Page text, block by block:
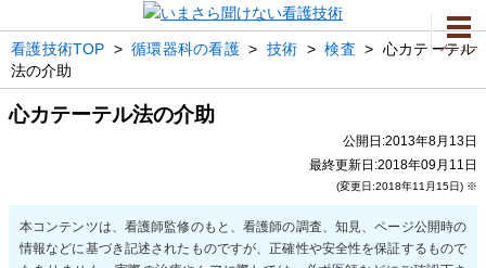
メニュー
看護技術TOP > 循環器科の看護> 技術 >検査 > 心カテーテル
法の介助
心カテーテル法の介助
公開日:2013年8月13日
最終更新日:2018年09月11日
(変更日:2018年11月15日) ※